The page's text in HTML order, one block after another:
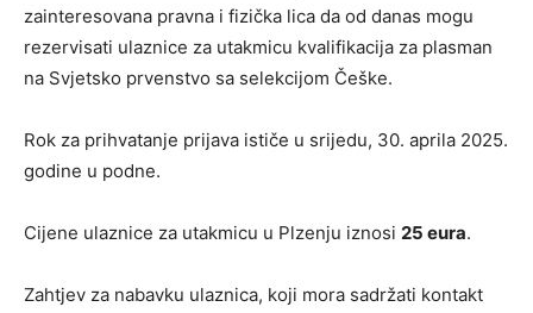
zainteresovana pravna i fizička lica da od danas mogu
rezervisati ulaznice za utakmicu kvalifikacija za plasman
na Svjetsko prvenstvo sa selekcijom Češke.
Rok za prihvatanje prijava ističe u srijedu, 30. aprila 2025.
godine u podne.
Cijene ulaznice za utakmicu u Plzenju iznosi 25 eura.
Zahtjev za nabavku ulaznica, koji mora sadržati kontakt